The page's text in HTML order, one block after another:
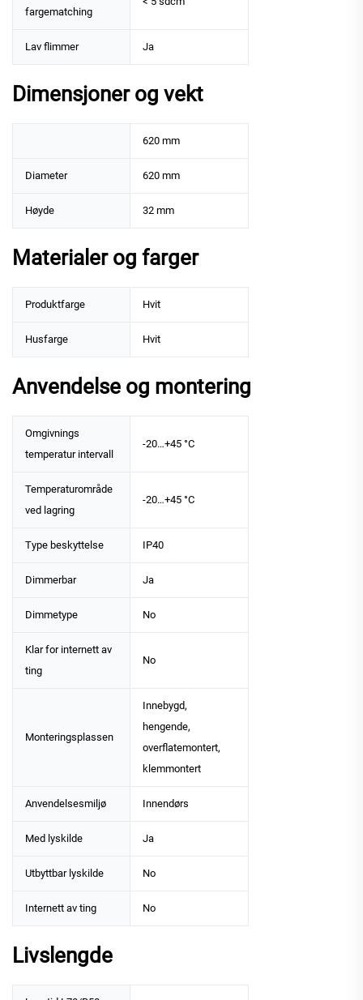
fargematching
Lav flimmer Ja
Dimensjoner og vekt
620 mm
Diameter 620 mm
Høyde 32 mm
Materialer og farger
Produktfarge Hvit
Husfarge Hvit
Anvendelse og montering
Omgivnings
temperatur intervall
-20…+45 °C
Temperaturområde
ved lagring
-20…+45 °C
Type beskyttelse IP40
Dimmerbar Ja
Dimmetype No
Klar for internett av
ting
No
Monteringsplassen
Innebygd,
hengende,
overflatemontert,
klemmontert
Anvendelsesmiljø Innendørs
Med lyskilde Ja
Utbyttbar lyskilde No
Internett av ting No
Livslengde